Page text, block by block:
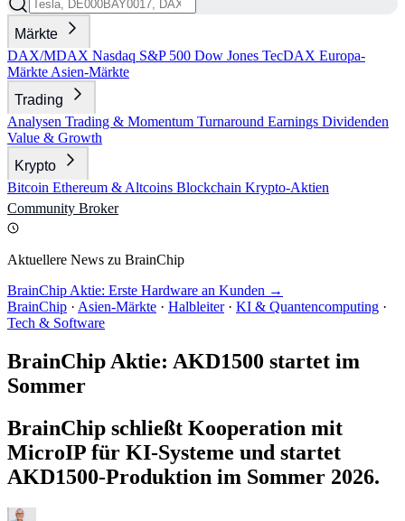
Märkte
DAX/MDAX Nasdaq S&P 500 Dow Jones TecDAX Europa-
Märkte Asien-Märkte
Trading
Analysen Trading & Momentum Turnaround Earnings Dividenden
Value & Growth
Krypto
Bitcoin Ethereum & Altcoins Blockchain Krypto-Aktien
Community Broker
Aktuellere News zu BrainChip
BrainChip Aktie: Erste Hardware an Kunden →
BrainChip · Asien-Märkte · Halbleiter · KI & Quantencomputing ·
Tech & Software
BrainChip Aktie: AKD1500 startet im
Sommer
BrainChip schließt Kooperation mit
MicroIP für KI-Systeme und startet
AKD1500-Produktion im Sommer 2026.